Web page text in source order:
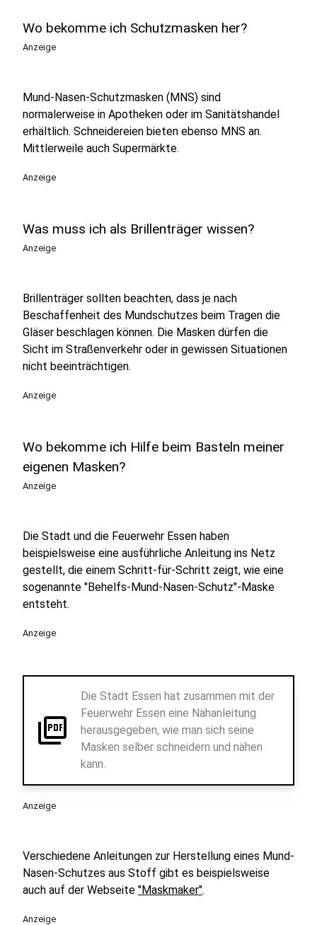
Wo bekomme ich Schutzmasken her?
Anzeige
Mund-Nasen-Schutzmasken (MNS) sind
normalerweise in Apotheken oder im Sanitätshandel
erhältlich. Schneidereien bieten ebenso MNS an.
Mittlerweile auch Supermärkte.
Anzeige
Was muss ich als Brillenträger wissen?
Anzeige
Brillenträger sollten beachten, dass je nach
Beschaffenheit des Mundschutzes beim Tragen die
Gläser beschlagen können. Die Masken dürfen die
Sicht im Straßenverkehr oder in gewissen Situationen
nicht beeinträchtigen.
Anzeige
Wo bekomme ich Hilfe beim Basteln meiner
eigenen Masken?
Anzeige
Die Stadt und die Feuerwehr Essen haben
beispielsweise eine ausführliche Anleitung ins Netz
gestellt, die einem Schritt-für-Schritt zeigt, wie eine
sogenannte "Behelfs-Mund-Nasen-Schutz"-Maske
entsteht.
Anzeige
picture_as_pdf
Die Stadt Essen hat zusammen mit der
Feuerwehr Essen eine Nähanleitung
herausgegeben, wie man sich seine
Masken selber schneidern und nähen
kann.
Anzeige
Verschiedene Anleitungen zur Herstellung eines Mund-
Nasen-Schutzes aus Stoff gibt es beispielsweise
auch auf der Webseite "Maskmaker".
Anzeige